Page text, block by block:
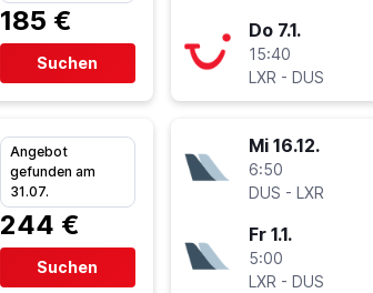
185 €
Suchen
Angebot
gefunden am
31.07.
244 €
Suchen
Do 7.1.
15:40
LXR - DUS
Mi 16.12.
6:50
DUS - LXR
Fr 1.1.
5:00
LXR - DUS